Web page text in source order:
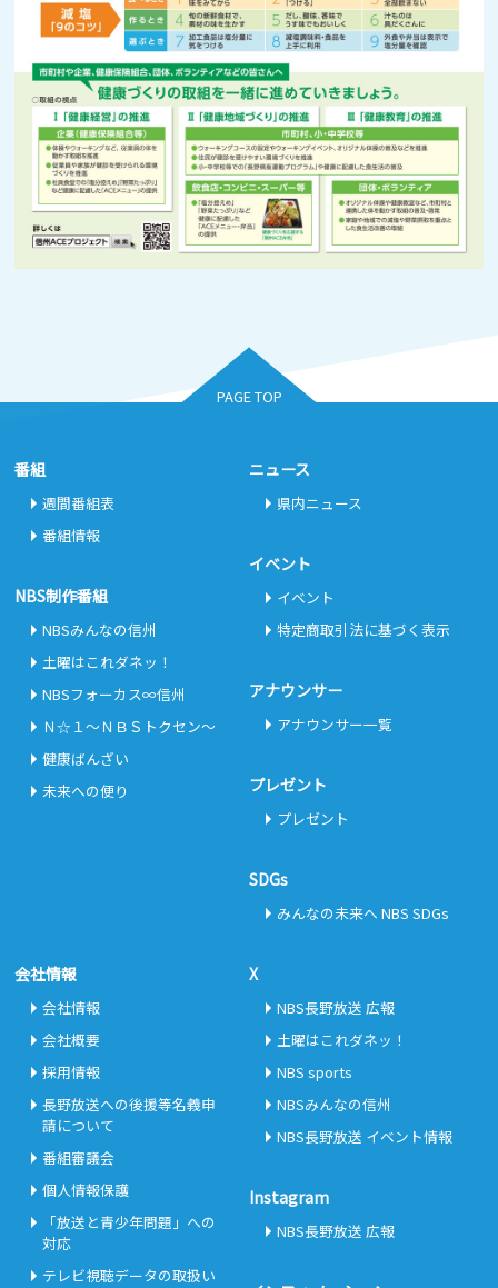
PAGE TOP
番組
週間番組表
番組情報
NBS制作番組
NBSみんなの信州
土曜はこれダネッ！
NBSフォーカス∞信州
Ｎ☆１～ＮＢＳトクセン～
健康ばんざい
未来への便り
ニュース
県内ニュース
イベント
イベント
特定商取引法に基づく表示
アナウンサー
アナウンサー一覧
プレゼント
プレゼント
SDGs
みんなの未来へ NBS SDGs
会社情報
会社情報
会社概要
採用情報
長野放送への後援等名義申
請について
番組審議会
個人情報保護
「放送と青少年問題」への
対応
テレビ視聴データの取扱い
X
NBS長野放送 広報
土曜はこれダネッ！
NBS sports
NBSみんなの信州
NBS長野放送 イベント情報
Instagram
NBS長野放送 広報